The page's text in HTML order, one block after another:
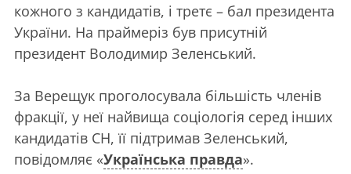
кожного з кандидатів, і третє – бал президента
України. На праймеріз був присутній
президент Володимир Зеленський.
За Верещук проголосувала більшість членів
фракції, у неї найвища соціологія серед інших
кандидатів СН, її підтримав Зеленський,
повідомляє «Українська правда».